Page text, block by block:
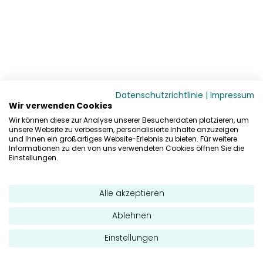
Datenschutzrichtlinie | Impressum
Wir verwenden Cookies
Wir können diese zur Analyse unserer Besucherdaten platzieren, um
unsere Website zu verbessern, personalisierte Inhalte anzuzeigen
und Ihnen ein großartiges Website-Erlebnis zu bieten. Für weitere
Informationen zu den von uns verwendeten Cookies öffnen Sie die
Einstellungen.
Alle akzeptieren
Ablehnen
Einstellungen